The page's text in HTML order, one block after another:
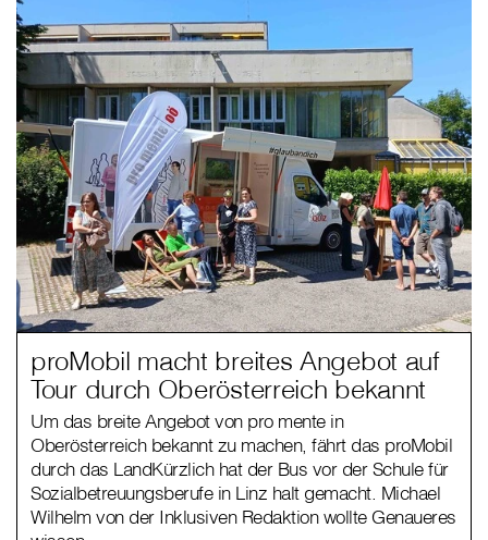
proMobil macht breites Angebot auf
Tour durch Oberösterreich bekannt
Um das breite Angebot von pro mente in
Oberösterreich bekannt zu machen, fährt das proMobil
durch das LandKürzlich hat der Bus vor der Schule für
Sozialbetreuungsberufe in Linz halt gemacht. Michael
Wilhelm von der Inklusiven Redaktion wollte Genaueres